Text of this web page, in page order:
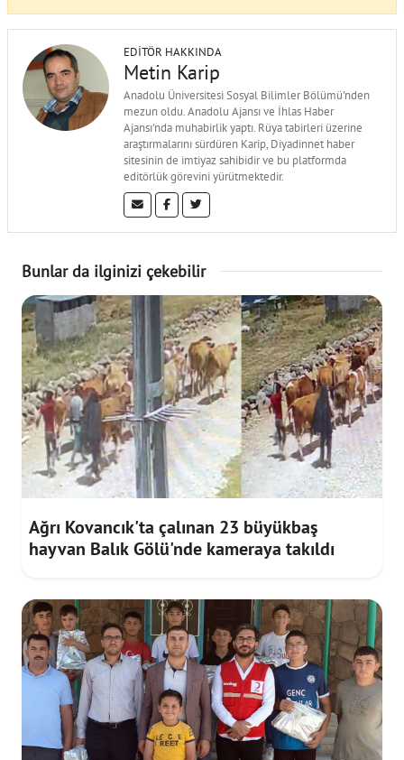
EDITÖR HAKKINDA
Metin Karip
Anadolu Üniversitesi Sosyal Bilimler Bölümü'nden
mezun oldu. Anadolu Ajansı ve İhlas Haber
Ajansı'nda muhabirlik yaptı. Rüya tabirleri üzerine
araştırmalarını sürdüren Karip, Diyadinnet haber
sitesinin de imtiyaz sahibidir ve bu platformda
editörlük görevini yürütmektedir.
Bunlar da ilginizi çekebilir
Ağrı Kovancık'ta çalınan 23 büyükbaş
hayvan Balık Gölü'nde kameraya takıldı